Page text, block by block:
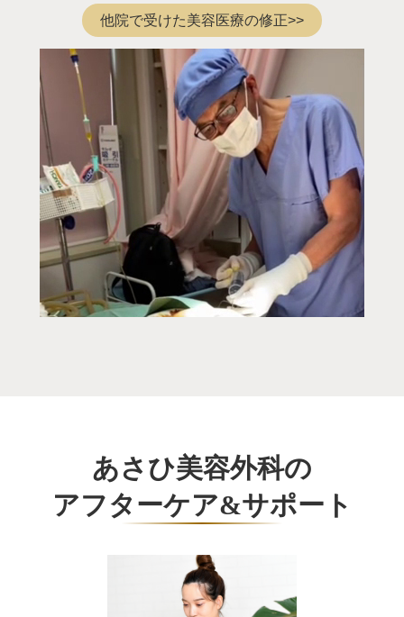
他院で受けた美容医療の修正>>
あさひ美容外科の
アフターケア&サポート